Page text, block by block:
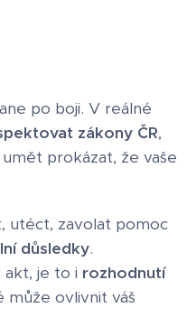
po boji. V reálné
zákony ČR,
prokázat, že vaše
utéct, zavolat pomoc
důsledky.
akt, je to i rozhodnutí
může ovlivnit váš